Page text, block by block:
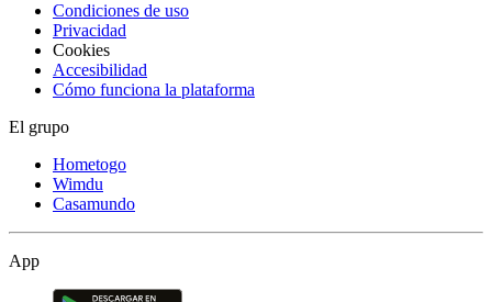
Condiciones de uso
Privacidad
Cookies
Accesibilidad
Cómo funciona la plataforma
El grupo
Hometogo
Wimdu
Casamundo
App